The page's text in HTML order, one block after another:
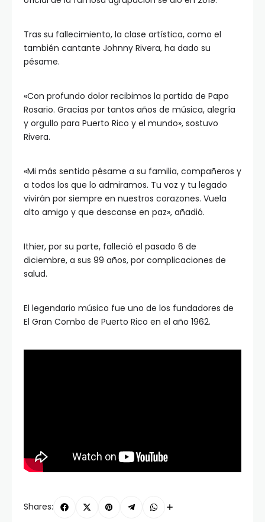
Tras su fallecimiento, la clase artística, como el
también cantante Johnny Rivera, ha dado su
pésame.
«Con profundo dolor recibimos la partida de Papo
Rosario. Gracias por tantos años de música, alegría
y orgullo para Puerto Rico y el mundo», sostuvo
Rivera.
«Mi más sentido pésame a su familia, compañeros y
a todos los que lo admiramos. Tu voz y tu legado
vivirán por siempre en nuestros corazones. Vuela
alto amigo y que descanse en paz», añadió.
Ithier, por su parte, falleció el pasado 6 de
diciembre, a sus 99 años, por complicaciones de
salud.
El legendario músico fue uno de los fundadores de
El Gran Combo de Puerto Rico en el año 1962.
Shares: